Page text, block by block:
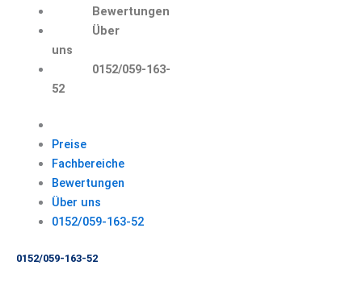
Bewertungen
Über
uns
0152/059-163-
52
Preise
Fachbereiche
Bewertungen
Über uns
0152/059-163-52
0152/059-163-52